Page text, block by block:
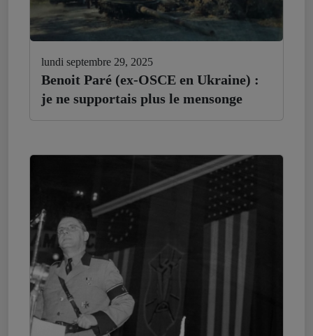
lundi septembre 29, 2025
Benoit Paré (ex-OSCE en Ukraine) :
je ne supportais plus le mensonge